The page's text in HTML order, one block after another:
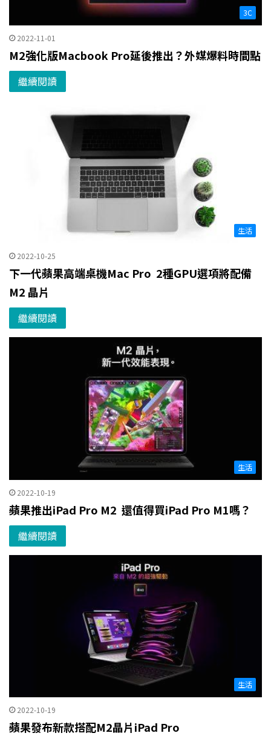
3C
2022-11-01
M2強化版Macbook Pro延後推出？外媒爆料時間點
繼續閱讀
生活
2022-10-25
下一代蘋果高端桌機Mac Pro 2種GPU選項將配備
M2 晶片
繼續閱讀
生活
2022-10-19
蘋果推出iPad Pro M2 還值得買iPad Pro M1嗎？
繼續閱讀
生活
2022-10-19
蘋果發布新款搭配M2晶片iPad Pro